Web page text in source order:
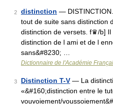
2 distinction —
tout de suite sans distinction
distinction de versets. f♛/b]
distinction de l ami et de l
sans&#8230; …
Dictionnaire de l'Académie
3 Distinction T-V — La
«&#160;distinction entre le
vouvoiement/